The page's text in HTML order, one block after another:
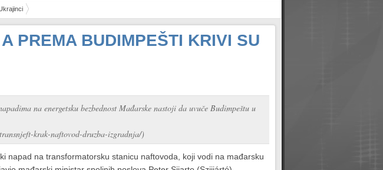
PREMA BUDIMPEŠTI KRIVI SU
na energetsku bezbednost Mađarske nastoji da uvuče Budimpeštu u
krak-naftovod-druzba-izgradnja/)
napad na transformatorsku stanicu naftovoda, koji vodi na mađarsku